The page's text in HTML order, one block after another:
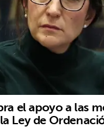
el apoyo a las
la Ley de